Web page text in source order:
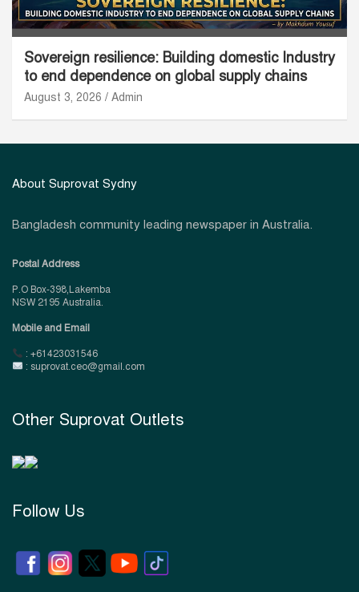
Sovereign resilience: Building domestic Industry
to end dependence on global supply chains
August 3, 2026 Admin
About Suprovat Sydny
Bangladesh community leading newspaper in Australia.
Postal Address
P.O Box-398,Lakemba
NSW 2195 Australia.
Mobile and Email
: +61423031546
: suprovat.ceo@gmail.com
Other Suprovat Outlets
Follow Us